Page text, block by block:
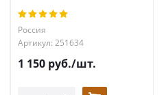
Россия
Артикул: 251634
1 150 руб./шт.